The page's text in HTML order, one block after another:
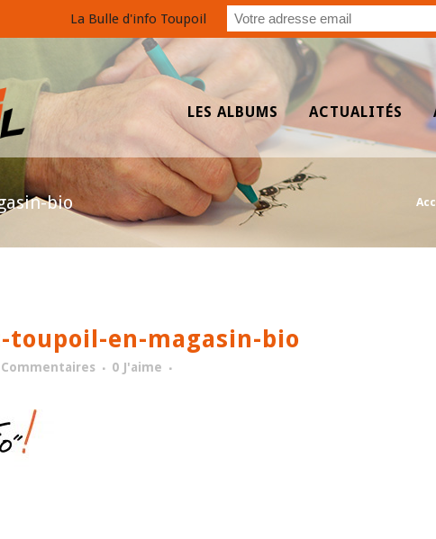
LES ALBUMS ACTUALITÉS
bio
toupoil-en-magasin-bio
Commentaires 0 J'aime
La Bulle d'info Toupoil